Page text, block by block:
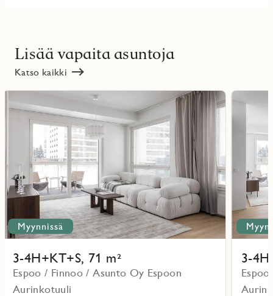
Lisää vapaita asuntoja
Katso kaikki
Myynnissä
3-4H+KT+S, 71 m²
Espoo / Finnoo / Asunto Oy Espoon
Aurinkotuuli
lisää
kohteesta
3-
Lue
lisää
kohteesta